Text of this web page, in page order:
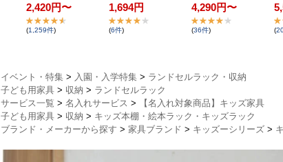
2,420円〜
(1,259件)
1,694円
(6件)
4,290円〜
(36件) (
イベント・特集 > 入園・入学特集 > ランドセルラック・収納
子ども用家具 > 収納 > ランドセルラック
サービス一覧 > 名入れサービス >
【名入れ対象商品】キッズ家具
子ども用家具 > 収納 > キッズ本棚・絵本ラック・キッズラック
ブランド・メーカーから探す > 家具ブランド > キッズーシリーズ >